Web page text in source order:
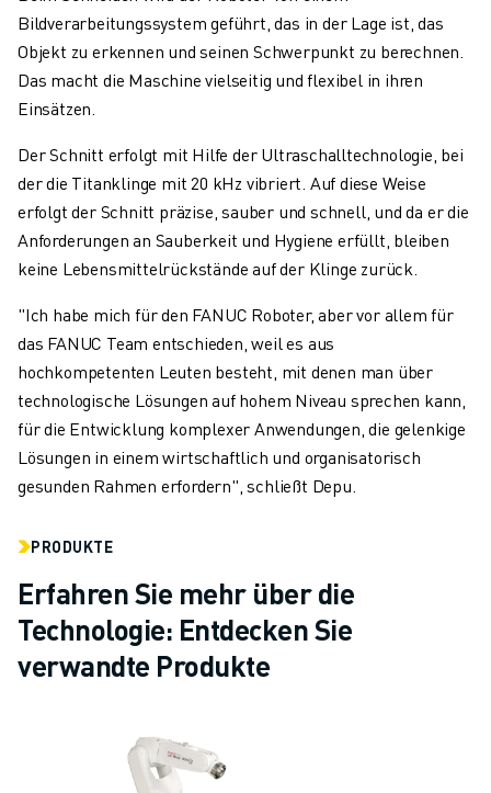
Bildverarbeitungssystem geführt, das in der Lage ist, das
Objekt zu erkennen und seinen Schwerpunkt zu berechnen.
Das macht die Maschine vielseitig und flexibel in ihren
Einsätzen.
Der Schnitt erfolgt mit Hilfe der Ultraschalltechnologie, bei
der die Titanklinge mit 20 kHz vibriert. Auf diese Weise
erfolgt der Schnitt präzise, sauber und schnell, und da er die
Anforderungen an Sauberkeit und Hygiene erfüllt, bleiben
keine Lebensmittelrückstände auf der Klinge zurück.
"Ich habe mich für den FANUC Roboter, aber vor allem für
das FANUC Team entschieden, weil es aus
hochkompetenten Leuten besteht, mit denen man über
technologische Lösungen auf hohem Niveau sprechen kann,
für die Entwicklung komplexer Anwendungen, die gelenkige
Lösungen in einem wirtschaftlich und organisatorisch
gesunden Rahmen erfordern", schließt Depu.
PRODUKTE
Erfahren Sie mehr über die
Technologie: Entdecken Sie
verwandte Produkte